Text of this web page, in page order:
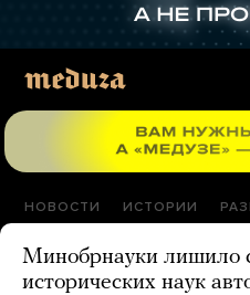
НОВОСТИ ИСТОРИИ
Минобрнауки лишило
исторических наук